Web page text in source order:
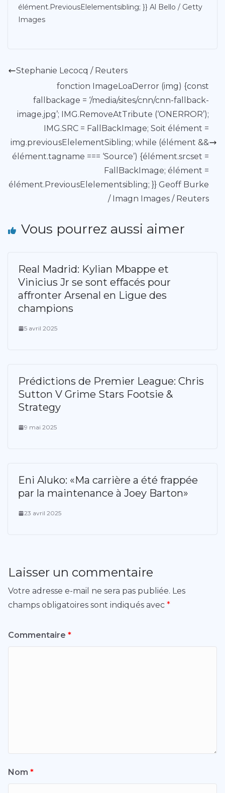
élément.PreviousElelementsibling; }} Al Bello / Getty
Images
Stephanie Lecocq / Reuters
fonction ImageLoaDerror (img) {const
fallbackage = ‘/media/sites/cnn/cnn-fallback-
image.jpg’; IMG.RemoveAtTribute (‘ONERROR’);
IMG.SRC = FallBackImage; Soit élément =
img.previousElelementSibling; while (élément &&
élément.tagname === ‘Source’) {élément.srcset =
FallBackImage; élément =
élément.PreviousElelementsibling; }} Geoff Burke
/ Imagn Images / Reuters
Vous pourrez aussi aimer
Real Madrid: Kylian Mbappe et
Vinicius Jr se sont effacés pour
affronter Arsenal en Ligue des
champions
5 avril 2025
Prédictions de Premier League: Chris
Sutton V Grime Stars Footsie &
Strategy
9 mai 2025
Eni Aluko: «Ma carrière a été frappée
par la maintenance à Joey Barton»
23 avril 2025
Laisser un commentaire
Votre adresse e-mail ne sera pas publiée. Les
champs obligatoires sont indiqués avec *
Commentaire *
Nom *